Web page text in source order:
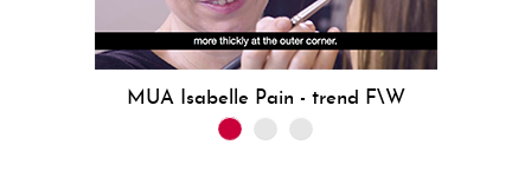
MUA Isabelle Pain - trend F\W